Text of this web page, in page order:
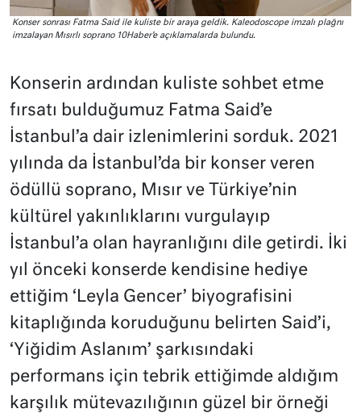
Konser sonrası Fatma Said ile kuliste bir araya geldik. Kaleodoscope imzalı plağnı
imzalayan Mısırlı soprano 10Haber’e açıklamalarda bulundu.
Konserin ardından kuliste sohbet etme
fırsatı bulduğumuz Fatma Said’e
İstanbul’a dair izlenimlerini sorduk. 2021
yılında da İstanbul’da bir konser veren
ödüllü soprano, Mısır ve Türkiye’nin
kültürel yakınlıklarını vurgulayıp
İstanbul’a olan hayranlığını dile getirdi. İki
yıl önceki konserde kendisine hediye
ettiğim ‘Leyla Gencer’ biyografisini
kitaplığında koruduğunu belirten Said’i,
‘Yiğidim Aslanım’ şarkısındaki
performans için tebrik ettiğimde aldığım
karşılık mütevazılığının güzel bir örneği